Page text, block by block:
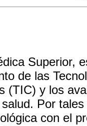
Superior,
de las
(TIC) y los
Por
con el